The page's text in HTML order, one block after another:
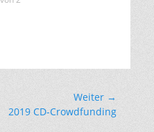
Weiter →
Nächster
2019 CD-Crowdfunding